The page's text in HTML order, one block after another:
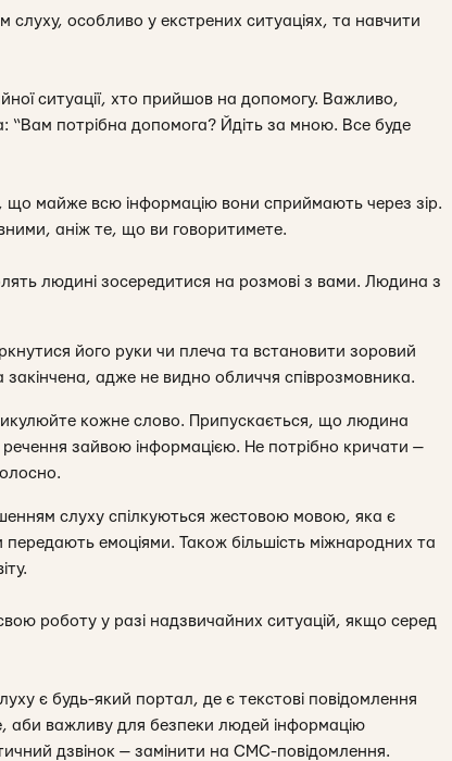
особливо у екстрених ситуаціях, та навчити
ситуації, хто прийшов на допомогу. Важливо,
“Вам потрібна допомога? Йдіть за мною. Все буде
що майже всю інформацію вони сприймають через зір.
аніж те, що ви говоритимете.
людині зосередитися на розмові з вами. Людина з
його руки чи плеча та встановити зоровий
адже не видно обличчя співрозмовника.
кожне слово. Припускається, що людина
зайвою інформацією. Не потрібно кричати —
слуху спілкуються жестовою мовою, яка є
емоціями. Також більшість міжнародних та
роботу у разі надзвичайних ситуацій, якщо серед
є будь-який портал, де є текстові повідомлення
аби важливу для безпеки людей інформацію
дзвінок — замінити на СМС-повідомлення.